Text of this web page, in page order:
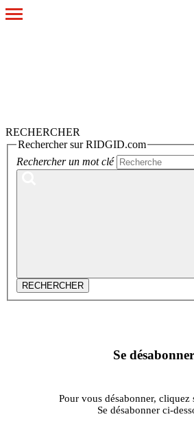
Toggle
RECHERCHER
Rechercher sur RIDGID.com
Rechercher un mot clé
RECHERCHER
Se désabonner
Pour vous désabonner, cliquez
Se désabonner ci-